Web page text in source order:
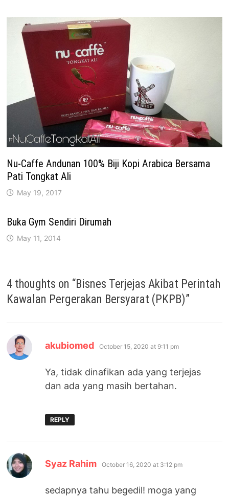
Nu-Caffe Andunan 100% Biji Kopi Arabica Bersama
Pati Tongkat Ali
May 19, 2017
Buka Gym Sendiri Dirumah
May 11, 2014
4 thoughts on “Bisnes Terjejas Akibat Perintah
Kawalan Pergerakan Bersyarat (PKPB)”
akubiomed says:
October 15, 2020 at 9:11 pm
Ya, tidak dinafikan ada yang terjejas
dan ada yang masih bertahan.
REPLY
Syaz Rahim says:
October 16, 2020 at 3:12 pm
sedapnya tahu begedil! moga yang